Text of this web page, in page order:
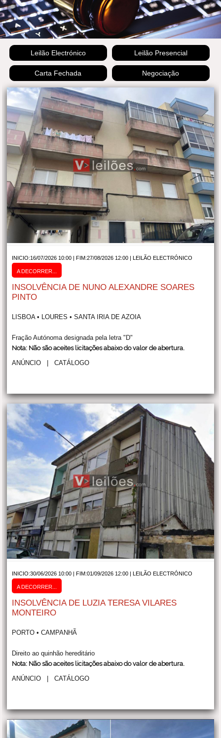
Leilão Electrónico Leilão Presencial
Carta Fechada Negociação
INICIO:16/07/2026 10:00 | FIM:27/08/2026 12:00 |LEILÃO ELECTRÓNICO
A DECORRER...
INSOLVÊNCIA DE NUNO ALEXANDRE SOARES
PINTO
LISBOA • LOURES • SANTA IRIA DE AZOIA
Fração Autónoma designada pela letra "D"
Nota: Não são aceites licitações abaixo do valor de abertura.
ANÚNCIO |CATÁLOGO
INICIO:30/06/2026 10:00 | FIM:01/09/2026 12:00 |LEILÃO ELECTRÓNICO
A DECORRER...
INSOLVÊNCIA DE LUZIA TERESA VILARES
MONTEIRO
PORTO • CAMPANHÃ
Direito ao quinhão hereditário
Nota: Não são aceites licitações abaixo do valor de abertura.
ANÚNCIO |CATÁLOGO